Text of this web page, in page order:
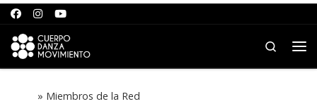
Saltar al contenido
Search
» Miembros de la Red